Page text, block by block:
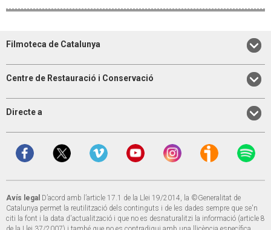
Filmoteca de Catalunya
Centre de Restauració i Conservació
Directe a
Avís legal D’acord amb l’article 17.1 de la Llei 19/2014, la ©Generalitat de
Catalunya permet la reutilització dels continguts i de les dades sempre que se'n
citi la font i la data d'actualització i que no es desnaturalitzi la informació (article 8